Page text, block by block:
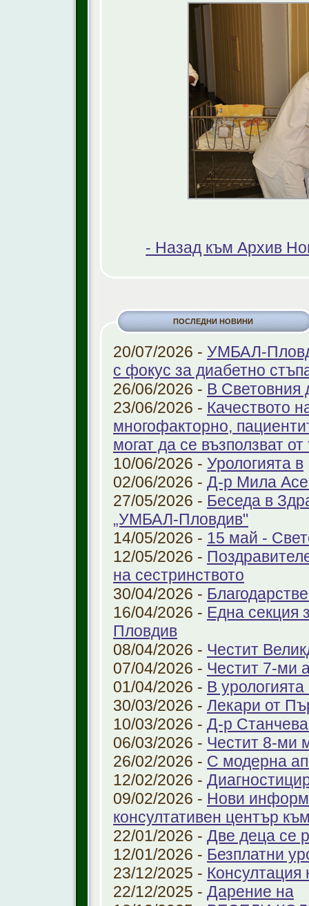
- Назад към Архив
ПОСЛЕДНИ НОВИНИ
20/07/2026 - УМБАЛ-
с фокус за диабетно
26/06/2026 - В Световния
23/06/2026 - Качеството
многофакторно,
могат да се възползват от
10/06/2026 - Урологията в
02/06/2026 - Д-р Мила
27/05/2026 - Беседа в
„УМБАЛ-Пловдив"
14/05/2026 - 15 май -
12/05/2026 -
на сестринството
30/04/2026 -
16/04/2026 - Една секция
Пловдив
08/04/2026 - Честит
07/04/2026 - Честит 7-ми
01/04/2026 - В урологията
30/03/2026 - Лекари от
10/03/2026 - Д-р
06/03/2026 - Честит 8-ми
26/02/2026 - С модерна
12/02/2026 -
09/02/2026 - Нови
консултативен център
22/01/2026 - Две деца се
12/01/2026 - Безплатни
23/12/2025 - Консултация
22/12/2025 - Дарение на